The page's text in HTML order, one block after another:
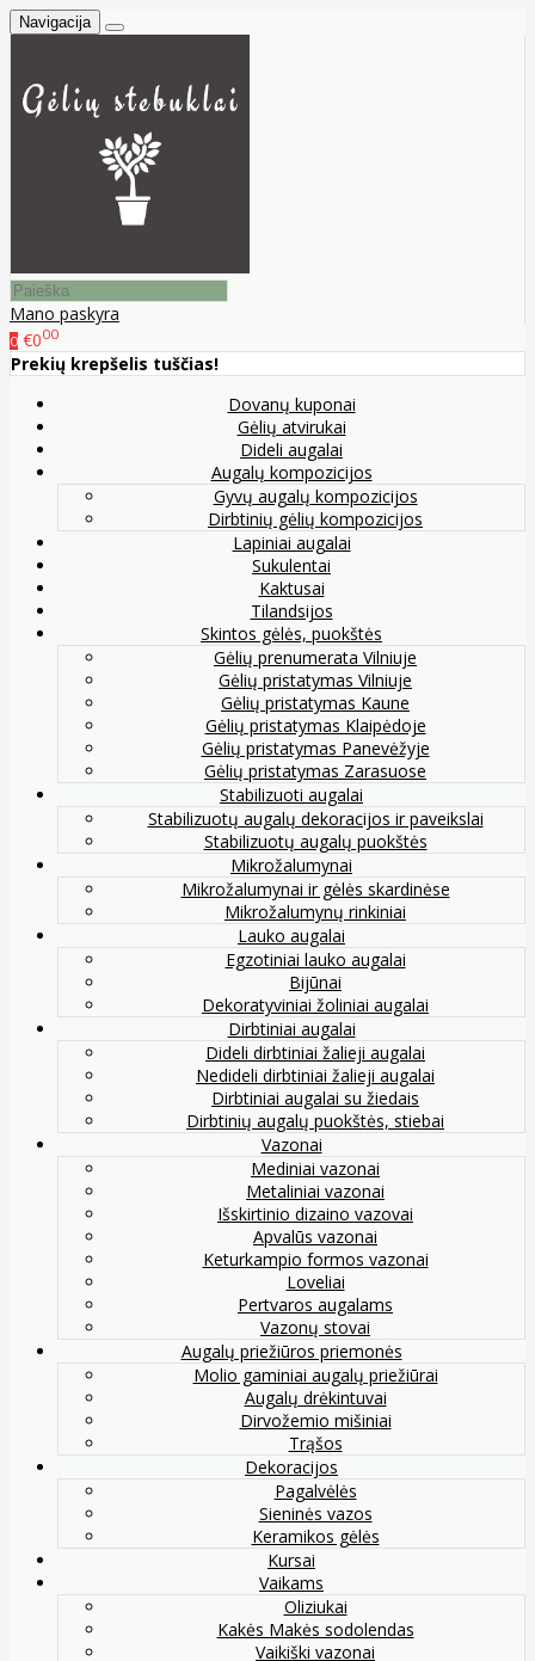
Navigacija
Mano paskyra
0 €000
Prekių krepšelis tuščias!
Dovanų kuponai
Gėlių atvirukai
Dideli augalai
Augalų kompozicijos
Gyvų augalų kompozicijos
Dirbtinių gėlių kompozicijos
Lapiniai augalai
Sukulentai
Kaktusai
Tilandsijos
Skintos gėlės, puokštės
Gėlių prenumerata Vilniuje
Gėlių pristatymas Vilniuje
Gėlių pristatymas Kaune
Gėlių pristatymas Klaipėdoje
Gėlių pristatymas Panevėžyje
Gėlių pristatymas Zarasuose
Stabilizuoti augalai
Stabilizuotų augalų dekoracijos ir paveikslai
Stabilizuotų augalų puokštės
Mikrožalumynai
Mikrožalumynai ir gėlės skardinėse
Mikrožalumynų rinkiniai
Lauko augalai
Egzotiniai lauko augalai
Bijūnai
Dekoratyviniai žoliniai augalai
Dirbtiniai augalai
Dideli dirbtiniai žalieji augalai
Nedideli dirbtiniai žalieji augalai
Dirbtiniai augalai su žiedais
Dirbtinių augalų puokštės, stiebai
Vazonai
Mediniai vazonai
Metaliniai vazonai
Išskirtinio dizaino vazovai
Apvalūs vazonai
Keturkampio formos vazonai
Loveliai
Pertvaros augalams
Vazonų stovai
Augalų priežiūros priemonės
Molio gaminiai augalų priežiūrai
Augalų drėkintuvai
Dirvožemio mišiniai
Trąšos
Dekoracijos
Pagalvėlės
Sieninės vazos
Keramikos gėlės
Kursai
Vaikams
Oliziukai
Kakės Makės sodolendas
Vaikiški vazonai